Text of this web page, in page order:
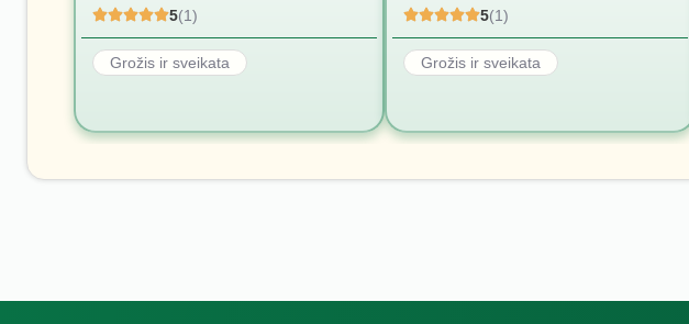
5(1)
Grožis ir sveikata
5(1)
Grožis ir sveikata